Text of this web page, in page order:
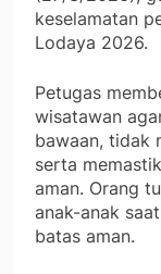
keselamatan
Lodaya 2026.
Petugas
wisatawan
bawaan, tidak
serta
aman. Orang
anak-anak
batas aman.